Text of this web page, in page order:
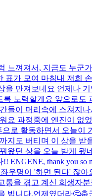
느껴져서, 지금도 누군
가 모여 마침내 저희
만져보네요 언제나
노력할게요 앞으로도
들이 머리속에 스쳐지
과정중에 엔진이 없
으로 활동하면서 오늘이
지도 버티며 이 상을 받
왔던 상을 오늘 받게 됐
thank you so
우명이 '하면 된다' 잖
통을 겪고 계신 희생자
빕니다.언제였더라🤔춥